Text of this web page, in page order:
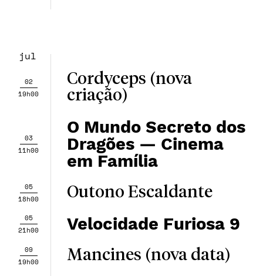
jul
02
19h00
Cordyceps (nova
criação)
03
11h00
O Mundo Secreto dos
Dragões — Cinema
em Família
05
18h00
Outono Escaldante
05
21h00
Velocidade Furiosa 9
09
19h00
Mancines (nova data)